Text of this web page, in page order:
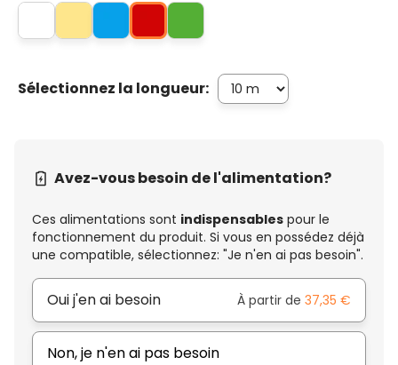
Sélectionnez la longueur:
Avez-vous besoin de l'alimentation?
Ces alimentations sont indispensables pour le
fonctionnement du produit. Si vous en possédez déjà
une compatible, sélectionnez: "Je n'en ai pas besoin".
Oui j'en ai besoin À partir de 37,35 €
Non, je n'en ai pas besoin